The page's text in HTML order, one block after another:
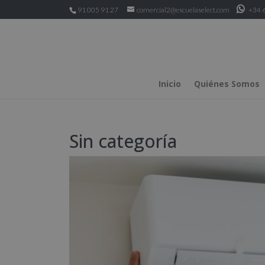
91 005 91 27 comercial2@escuelaselect.com +34
Inicio Quiénes Somos
Sin categoría